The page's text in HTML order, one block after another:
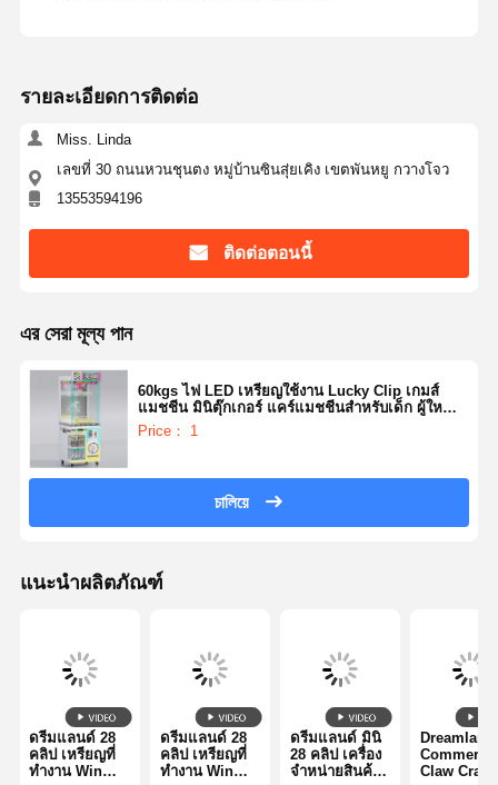
รายละเอียดการติดต่อ
Miss. Linda
เลขที่ 30 ถนนหวนชุนตง หมู่บ้านซินสุ่ยเคิง เขตพันหยู กวางโจว
13553594196
ติดต่อตอนนี้
এর সেরা মূল্য পান
60kgs ไฟ LED เหรียญใช้งาน Lucky Clip เกมส์
แมชชีน มินิตุ๊กเกอร์ แคร์แมชชีนสําหรับเด็ก ผู้ใหญ่
สนุกสนาน ศูนย์เกมส์
Price： 1
চালিয়ে
แนะนำผลิตภัณฑ์
ดรีมแลนด์ 28
คลิป เหรียญที่
ทํางาน Win
ดรีมแลนด์ 28
คลิป เหรียญที่
ทํางาน Win
ดรีมแลนด์ มินิ
28 คลิป เครื่อง
จำหน่ายสินค้า
Dreamland
Claw Crane